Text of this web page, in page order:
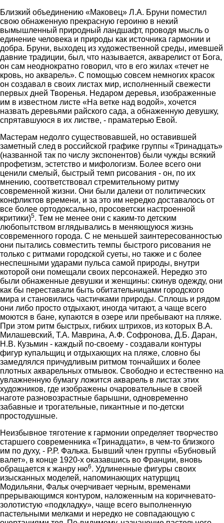
Близкий объединению «Маковец» Л.А. Бруни поместил
свою обнаженную прекрасную героиню в некий
вымышленный природный ландшафт, проводя мысль о
единение человека и природы как источника гармонии и
добра. Бруни, выходец из художественной среды, имевшей
давние традиции, был, что называется, акварелист от Бога,
он сам неоднократно говорил, что в его жилах «течет не
кровь, но акварель». С помощью совсем немногих красок
он создавал в своих листах мир, исполненный свежести
первых дней Творенья. Недаром деревья, изображенные
им в известном листе «На ветке над водой», хочется
назвать деревьями райского сада, а обнаженную девушку,
спрятавшуюся в их листве, - праматерью Евой.
Мастерам недолго существовавшей, но оставившей
заметный след в российской графике группы «Тринадцать»
(названной так по числу экспонентов) были чужды всякий
профетизм, эстетство и мифологизм. Более всего они
ценили смелый, быстрый темп рисования - он, по их
мнению, соответствовал стремительному ритму
современной жизни. Они были далеки от политических
конфликтов времени, и за это им нередко доставалось от
все более ортодоксально, просоветски настроенной
критики)5. Тем не менее они с каким-то детским
любопытством вглядывались в меняющуюся жизнь
современного города. С не меньшей заинтересованностью
они пытались совместить темпы быстрого рисования не
только с ритмами городской суеты, но также и с более
неспешными ударами пульса самой природы, внутри
которой они помещали своих персонажей. Нередко это
были обнаженные девушки и женщины: скинув одежду, они
как бы переставали быть обитательницами городского
мира и становились частичками природы. Сплошь и рядом
они либо просто отдыхают, иногда читают, а чаще всего
моются в бане, купаются в озере или пребывают на пляже.
При этом ритм быстрых, гибких штрихов, из которых В.А.
Милашевский, Т.А. Маврина, А.Ф. Софронова, Д.Б. Даран,
Н.В. Кузьмин - каждый по-своему - создавали контуры
фигур купальщиц и отдыхающих на пляже, словно бы
замедлялся причудливым ритмом тончайших и более
плотных акварельных отмывок. Свободно и естественно на
увлажненную бумагу ложится акварель в листах этих
художников, где изображены очаровательные в своей
наготе разновозрастные барышни, одновременно
забавные и трогательные, пикантные и по-детски
простодушные.
Неизбывное тяготение к гармонии определяет творчество
старшего современника «Тринадцати», в чем-то близкого
им по духу, - Р.Р. Фалька. Бывший член группы «Бубновый
валет», в конце 1920-х оказавшись во Франции, вновь
обращается к жанру ню6. Удлиненные фигуры своих
изысканных моделей, напоминающих натурщиц
Модильяни, Фальк очерчивает черным, временами
прерывающимся контуром, наложенным на коричневато-
золотистую «подкладку», чаще всего выполненную
пастельными мелками и нередко не совпадающую с